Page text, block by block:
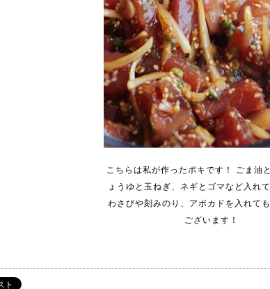
こちらは私が作ったポキです！ ごま油
ょうゆと玉ねぎ、ネギとゴマなど入
わさびや刻みのり、アボカドを入れて
ございます！